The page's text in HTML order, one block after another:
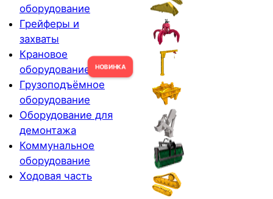
оборудование
Грейферы и
захваты
Крановое
оборудование
Грузоподъёмное
оборудование
Оборудование для
демонтажа
Коммунальное
оборудование
Ходовая часть